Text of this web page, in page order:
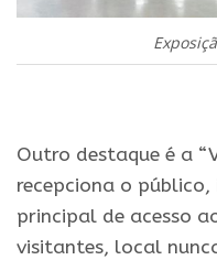
Outro destaque é a
recepciona o
principal de acesso
visitantes, local